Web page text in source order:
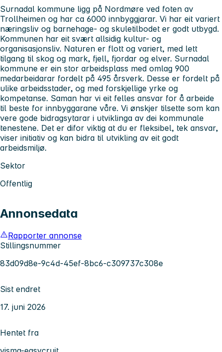
Surnadal kommune ligg på Nordmøre ved foten av
Trollheimen og har ca 6000 innbyggjarar. Vi har eit variert
næringsliv og barnehage- og skuletilbodet er godt utbygd.
Kommunen har eit svært allsidig kultur- og
organisasjonsliv. Naturen er flott og variert, med lett
tilgang til skog og mark, fjell, fjordar og elver. Surnadal
kommune er ein stor arbeidsplass med omlag 900
medarbeidarar fordelt på 495 årsverk. Desse er fordelt på
ulike arbeidsstader, og med forskjellige yrke og
kompetanse. Saman har vi eit felles ansvar for å arbeide
til beste for innbyggarane våre. Vi ønskjer tilsette som kan
vere gode bidragsytarar i utviklinga av dei kommunale
tenestene. Det er difor viktig at du er fleksibel, tek ansvar,
viser initiativ og kan bidra til utvikling av eit godt
arbeidsmiljø.
Sektor
Offentlig
Annonsedata
Rapporter annonse
Stillingsnummer
83d09d8e-9c4d-45ef-8bc6-c309737c308e
Sist endret
17. juni 2026
Hentet fra